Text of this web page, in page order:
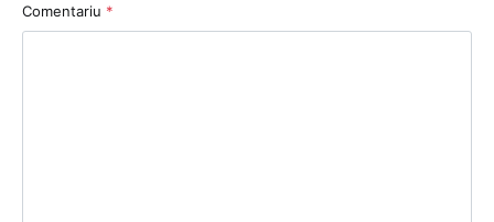
Comentariu *